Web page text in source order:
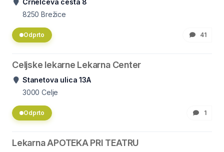
Črnelčeva cesta 8
8250 Brežice
Odprto 41
Celjske lekarne Lekarna Center
Stanetova ulica 13A
3000 Celje
Odprto 1
Lekarna APOTEKA PRI TEATRU